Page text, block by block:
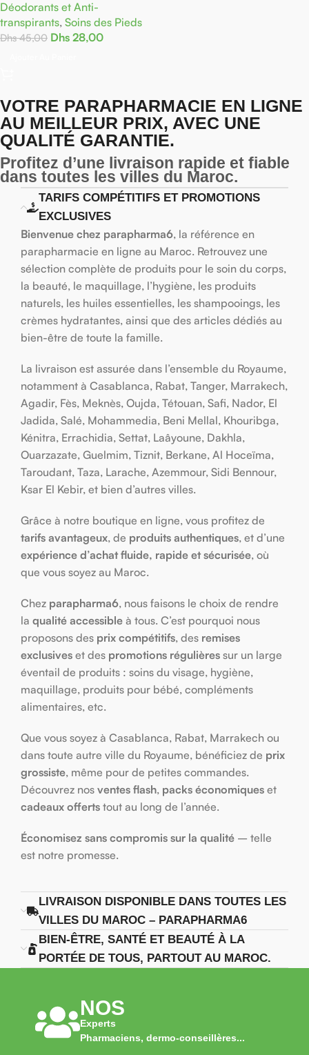
Déodorants et Anti-
transpirants, Soins des Pieds
Dhs45,00 Dhs 28,00
VOTRE PARAPHARMACIE EN LIGNE
AU MEILLEUR PRIX, AVEC UNE
QUALITÉ GARANTIE.
Profitez d’une livraison rapide et fiable
dans toutes les villes du Maroc.
TARIFS COMPÉTITIFS ET PROMOTIONS
EXCLUSIVES
Bienvenue chez parapharma6, la référence en
parapharmacie en ligne au Maroc. Retrouvez une
sélection complète de produits pour le soin du corps,
la beauté, le maquillage, l’hygiène, les produits
naturels, les huiles essentielles, les shampooings, les
crèmes hydratantes, ainsi que des articles dédiés au
bien-être de toute la famille.
La livraison est assurée dans l’ensemble du Royaume,
notamment à Casablanca, Rabat, Tanger, Marrakech,
Agadir, Fès, Meknès, Oujda, Tétouan, Safi, Nador, El
Jadida, Salé, Mohammedia, Beni Mellal, Khouribga,
Kénitra, Errachidia, Settat, Laâyoune, Dakhla,
Ouarzazate, Guelmim, Tiznit, Berkane, Al Hoceïma,
Taroudant, Taza, Larache, Azemmour, Sidi Bennour,
Ksar El Kebir, et bien d’autres villes.
Grâce à notre boutique en ligne, vous profitez de
tarifs avantageux, de produits authentiques, et d’une
expérience d’achat fluide, rapide et sécurisée, où
que vous soyez au Maroc.
Chez parapharma6, nous faisons le choix de rendre
la qualité accessible à tous. C’est pourquoi nous
proposons des prix compétitifs, des remises
exclusives et des promotions régulières sur un large
éventail de produits : soins du visage, hygiène,
maquillage, produits pour bébé, compléments
alimentaires, etc.
Que vous soyez à Casablanca, Rabat, Marrakech ou
dans toute autre ville du Royaume, bénéficiez de prix
grossiste, même pour de petites commandes.
Découvrez nos ventes flash, packs économiques et
cadeaux offerts tout au long de l’année.
Économisez sans compromis sur la qualité – telle
est notre promesse.
LIVRAISON DISPONIBLE DANS TOUTES LES
VILLES DU MAROC – PARAPHARMA6
BIEN-ÊTRE, SANTÉ ET BEAUTÉ À LA
PORTÉE DE TOUS, PARTOUT AU MAROC.
NOS
Experts
Pharmaciens, dermo-conseillères...